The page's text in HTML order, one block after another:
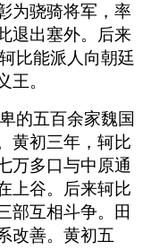
为骁骑将军，率
退出塞外。后来
比能派人向朝廷
王。
的五百余家魏国
黄初三年，轲比
万多口与中原通
上谷。后来轲比
部互相斗争。田
改善。黄初五